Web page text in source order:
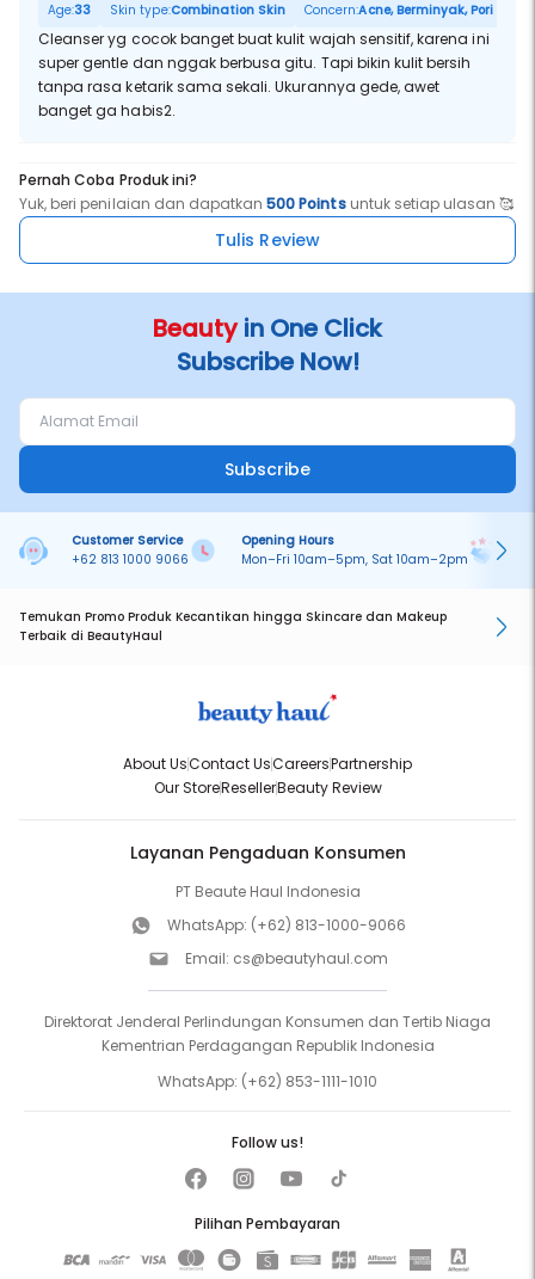
Age:33 Skin type:Combination Skin Concern:Acne, Berminyak, Pori Besar
Cleanser yg cocok banget buat kulit wajah sensitif, karena ini
super gentle dan nggak berbusa gitu. Tapi bikin kulit bersih
tanpa rasa ketarik sama sekali. Ukurannya gede, awet
banget ga habis2.
Pernah Coba Produk ini?
Yuk, beri penilaian dan dapatkan500 Pointsuntuk setiap ulasan 🥰
Tulis Review
Beautyin One Click
Subscribe Now!
Subscribe
Customer Service
+62 813 1000 9066
Opening Hours
Mon–Fri 10am–5pm, Sat 10am–2pm
Temukan Promo Produk Kecantikan hingga Skincare dan Makeup
Terbaik di BeautyHaul
About UsContact UsCareersPartnership
Our StoreResellerBeauty Review
Layanan Pengaduan Konsumen
PT Beaute Haul Indonesia
WhatsApp: (+62) 813-1000-9066
Email: cs@beautyhaul.com
Direktorat Jenderal Perlindungan Konsumen dan Tertib Niaga
Kementrian Perdagangan Republik Indonesia
WhatsApp: (+62) 853-1111-1010
Pilihan Pembayaran
Follow us!